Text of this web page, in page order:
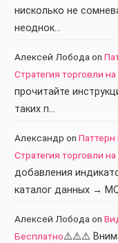
нисколько не
неоднок…
Алексей Лобода on
Стратегия торговли
прочитайте
таких п…
Александр on
Стратегия торговли
добавления
каталог данных →
Алексей Лобода on
Бесплатно⚠️⚠️⚠️